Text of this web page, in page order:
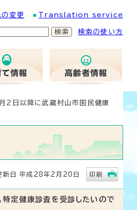
の変更 Translation service
検索の使い方
2日以降に武蔵村山市国民健康
日 平成28年2月20日 印刷
定健康診査を受診したいので